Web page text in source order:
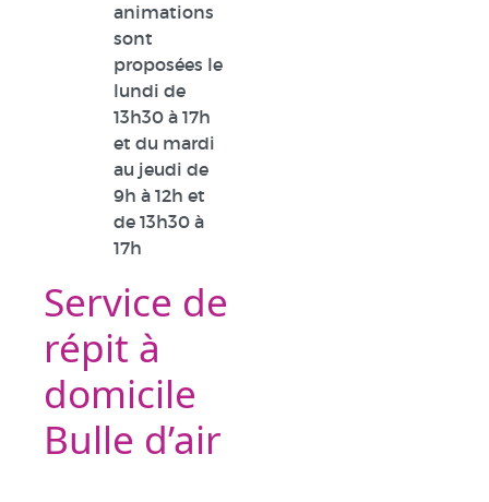
animations
sont
proposées le
lundi de
13h30 à 17h
et du mardi
au jeudi de
9h à 12h et
de 13h30 à
17h
Service de
répit à
domicile
Bulle d’air